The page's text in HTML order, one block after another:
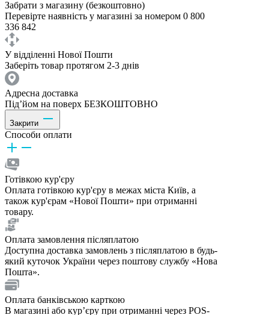
Забрати з магазину (безкоштовно)
Перевірте наявність у магазині за номером 0 800
336 842
У відділенні Нової Пошти
Заберіть товар протягом 2-3 днів
Адресна доставка
Під’йом на поверх БЕЗКОШТОВНО
Закрити
Способи оплати
Готівкою кур'єру
Оплата готівкою кур'єру в межах міста Київ, а
також кур'єрам «Нової Пошти» при отриманні
товару.
Оплата замовлення післяплатою
Доступна доставка замовлень з післяплатою в будь-
який куточок України через поштову службу «Нова
Пошта».
Оплата банківською карткою
В магазині або курʼєру при отриманні через POS-